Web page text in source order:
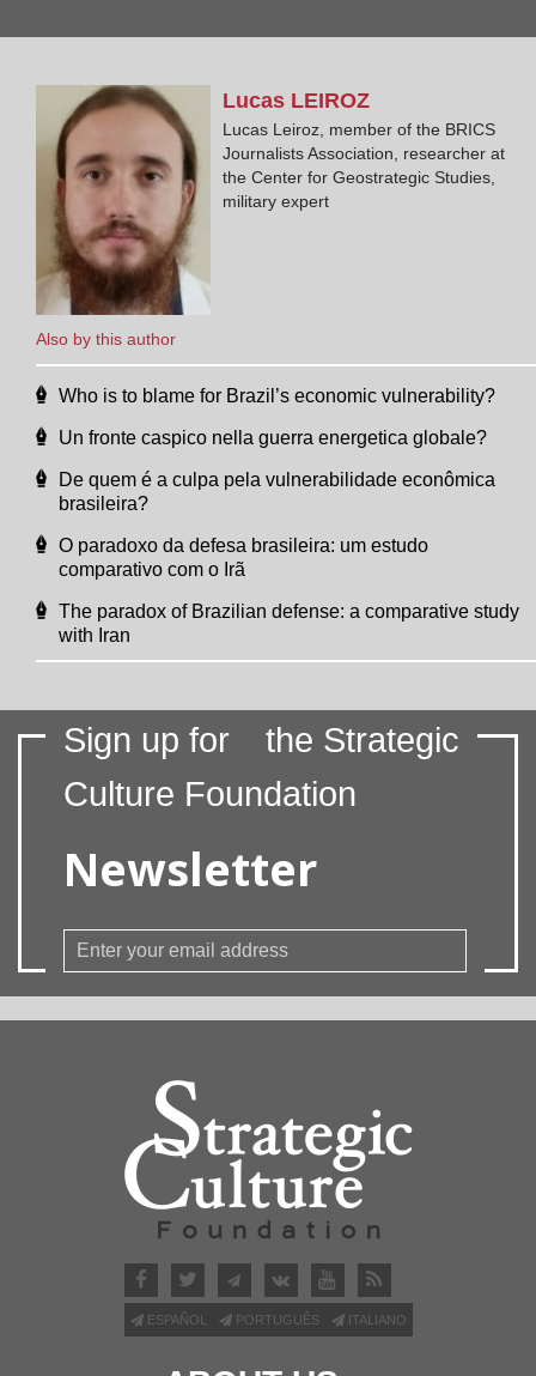
Also by this author
Lucas LEIROZ
Lucas Leiroz, member of the BRICS
Journalists Association, researcher at
the Center for Geostrategic Studies,
military expert
Who is to blame for Brazil’s economic vulnerability?
Un fronte caspico nella guerra energetica globale?
De quem é a culpa pela vulnerabilidade econômica
brasileira?
O paradoxo da defesa brasileira: um estudo
comparativo com o Irã
The paradox of Brazilian defense: a comparative study
with Iran
Sign up for
the Strategic
Culture Foundation
Newsletter
ESPAÑOL PORTUGUÊS ITALIANO